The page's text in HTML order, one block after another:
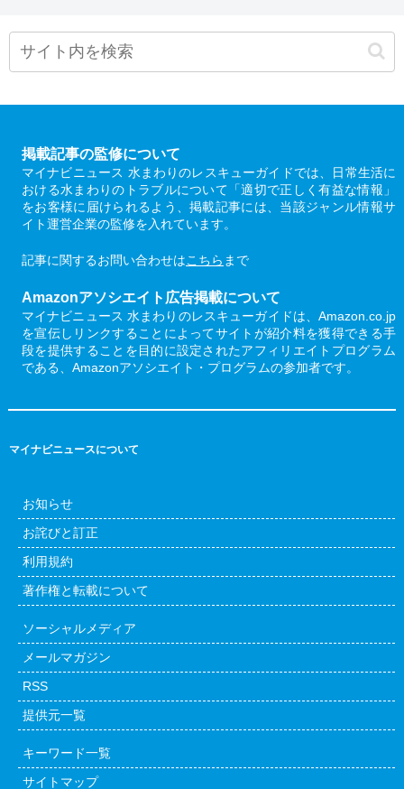
掲載記事の監修について
マイナビニュース 水まわりのレスキューガイドでは、日常生活に
おける水まわりのトラブルについて「適切で正しく有益な情報」
をお客様に届けられるよう、掲載記事には、当該ジャンル情報サ
イト運営企業の監修を入れています。
記事に関するお問い合わせはこちら まで
Amazonアソシエイト広告掲載について
マイナビニュース 水まわりのレスキューガイドは、Amazon.co.jp
を宣伝しリンクすることによってサイトが紹介料を獲得できる手
段を提供することを目的に設定されたアフィリエイトプログラム
である、Amazonアソシエイト・プログラムの参加者です。
マイナビニュースについて
お知らせ
お詫びと訂正
利用規約
著作権と転載について
ソーシャルメディア
メールマガジン
RSS
提供元一覧
キーワード一覧
サイトマップ